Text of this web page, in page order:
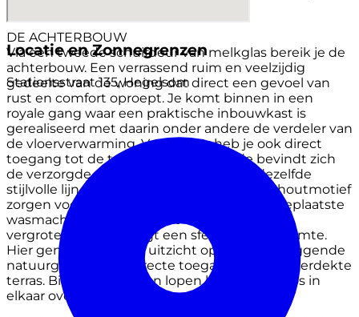
DE ACHTERBOUW
Via een tweede schuifdeur van melkglas bereik je de
achterbouw. Een verrassend ruim en veelzijdig
gedeelte van de woning dat direct een gevoel van
rust en comfort oproept. Je komt binnen in een
royale gang waar een praktische inbouwkast is
gerealiseerd met daarin onder andere de verdeler van
de vloerverwarming. Vanuit hier heb je ook direct
toegang tot de tuin. Aan de linkerzijde bevindt zich
de verzorgde wasruimte uitgevoerd in dezelfde
stijlvolle lijn als de keuken. De kasten met houtmotief
zorgen voor eenheid terwijl de op hoogte geplaatste
wasmachine en droger het dagelijks gemak
vergroten. Verderop ligt een sfeervolle chillruimte.
Hier geniet je van het uitzicht op het achterliggende
natuurgebied met directe toegang tot het overdekte
terras. Binnen en buiten lopen hier moeiteloos in
elkaar over.
Locatie en Zonnegrenzen
Stationsstraat 135, Hegelsom